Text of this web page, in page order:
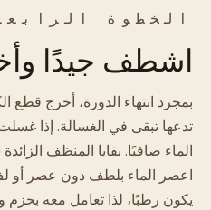
الخطوة الرابعة · 3
اشطف جيدًا
بمجرد انتهاء الدورة، أخرج قطع
تدعها تبقى في الغسالة. إذا
الماء صافيًا. بقايا المنظف
اعصر الماء بلطف دون عصر أو
يكون رطبًا، لذا تعامل معه بحزم